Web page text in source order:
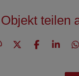
Objekt teilen